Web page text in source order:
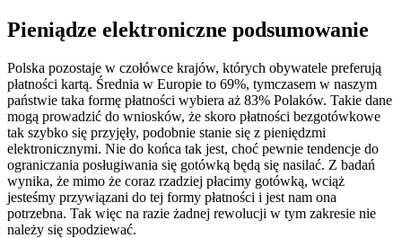
Pieniądze elektroniczne podsumowanie
Polska pozostaje w czołówce krajów, których obywatele preferują
płatności kartą. Średnia w Europie to 69%, tymczasem w naszym
państwie taka formę płatności wybiera aż 83% Polaków. Takie dane
mogą prowadzić do wniosków, że skoro płatności bezgotówkowe
tak szybko się przyjęły, podobnie stanie się z pieniędzmi
elektronicznymi. Nie do końca tak jest, choć pewnie tendencje do
ograniczania posługiwania się gotówką będą się nasilać. Z badań
wynika, że mimo że coraz rzadziej płacimy gotówką, wciąż
jesteśmy przywiązani do tej formy płatności i jest nam ona
potrzebna. Tak więc na razie żadnej rewolucji w tym zakresie nie
należy się spodziewać.